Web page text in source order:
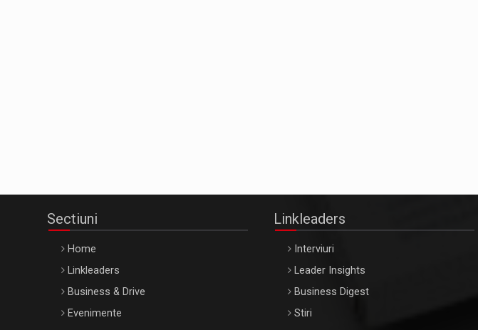
Sectiuni
Home
Linkleaders
Business & Drive
Evenimente
Linkleaders
Interviuri
Leader Insights
Business Digest
Stiri